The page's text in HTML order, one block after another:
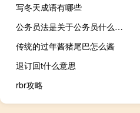
写冬天成语有哪些
公务员法是关于公务员什么法律
传统的过年酱猪尾巴怎么酱
退订回t什么意思
rbr攻略